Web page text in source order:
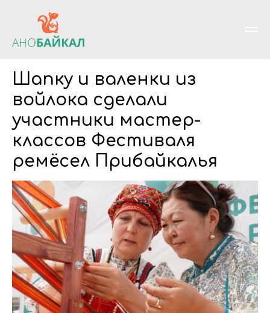
Шапку и валенки из
войлока сделали
участники мастер-
классов Фестиваля
ремёсел Прибайкалья